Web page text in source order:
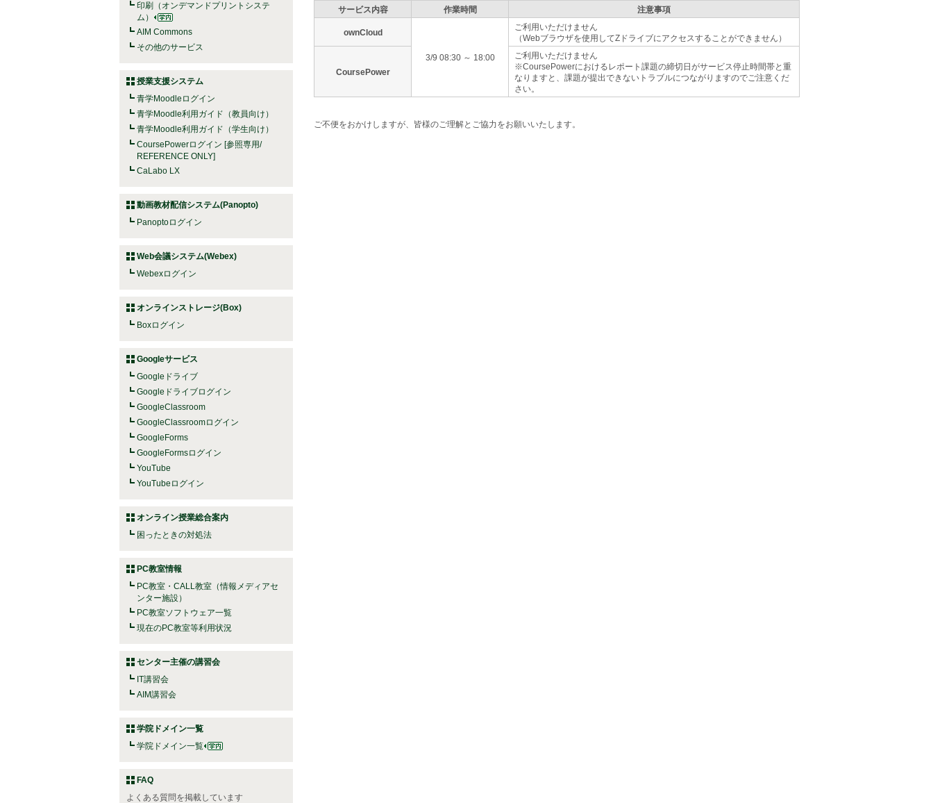
印刷（オンデマンドプリントシステ
ム）
AIM Commons
その他のサービス
授業支援システム
青学Moodleログイン
青学Moodle利用ガイド（教員向け）
青学Moodle利用ガイド（学生向け）
CoursePowerログイン [参照専用/
REFERENCE ONLY]
CaLabo LX
動画教材配信システム(Panopto)
Panoptoログイン
Web会議システム(Webex)
Webexログイン
オンラインストレージ(Box)
Boxログイン
Googleサービス
Googleドライブ
Googleドライブログイン
GoogleClassroom
GoogleClassroomログイン
GoogleForms
GoogleFormsログイン
YouTube
YouTubeログイン
オンライン授業総合案内
困ったときの対処法
PC教室情報
PC教室・CALL教室（情報メディアセ
ンター施設）
PC教室ソフトウェア一覧
現在のPC教室等利用状況
センター主催の講習会
IT講習会
AIM講習会
学院ドメイン一覧
学院ドメイン一覧
FAQ
よくある質問を掲載しています
サービス内容 作業時間 注意事項
ownCloud
3/9 08:30 ～ 18:00
ご利用いただけません
（Webブラウザを使用してZドライブにアクセスすることができません）
CoursePower
ご利用いただけません
※CoursePowerにおけるレポート課題の締切日がサービス停止時間帯と重
なりますと、課題が提出できないトラブルにつながりますのでご注意くだ
さい。
ご不便をおかけしますが、皆様のご理解とご協力をお願いいたします。